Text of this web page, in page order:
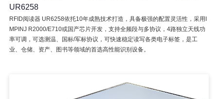
UR6258
RFID阅读器 UR6258依托10年成熟技术打造，具备极强的配置灵活性，采用I
MPINJ R2000/E710或国产芯片开发，支持全频段与多协议，4路独立天线功
率可调，可选测温、国标/军标协议，可快速稳定读写各类电子标签，是工
业、仓储、资产、图书等领域的首选高性能识别设备。